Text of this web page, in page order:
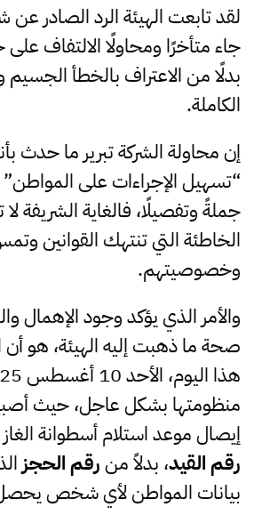
لقد تابعت الهيئة الرد الصادر عن
جاء متأخرًا ومحاولًا الالتفاف
بدلًا من الاعتراف بالخطأ
الكاملة.
إن محاولة الشركة تبرير ما حدث
“تسهيل الإجراءات على
جملةً وتفصيلًا، فالغاية الشريفة لا
الخاطئة التي تنتهك القوانين
وخصوصيتهم.
والأمر الذي يؤكد وجود الإهمال
صحة ما ذهبت إليه الهيئة، هو
منظومتها بشكل عاجل، حيث
إيصال موعد استلام أسطوانة
رقم القيد، بدلاً منرقم الحجز
بيانات المواطن لأي شخص